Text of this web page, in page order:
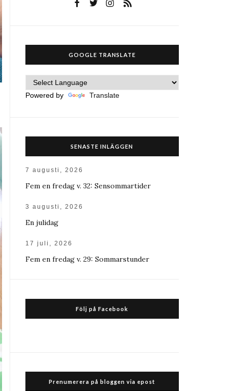
GOOGLE TRANSLATE
Powered by Translate
SENASTE INLÄGGEN
7 augusti, 2026
Fem en fredag v. 32: Sensommartider
3 augusti, 2026
En julidag
17 juli, 2026
Fem en fredag v. 29: Sommarstunder
Följ på Facebook
Prenumerera på bloggen via epost